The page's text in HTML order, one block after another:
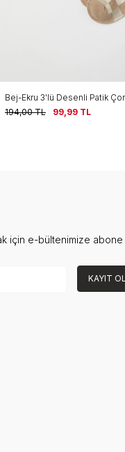
Ekru 3'lü Hayvan Desenli Patik
194,00TL 99,99 TL
için e-bültenimize abone
KAYIT OL